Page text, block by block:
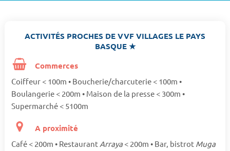
ACTIVITÉS PROCHES DE VVF VILLAGES LE PAYS
BASQUE ★
Commerces
Coiffeur < 100m • Boucherie/charcuterie < 100m •
Boulangerie < 200m • Maison de la presse < 300m •
Supermarché < 5100m
A proximité
Café < 200m • Restaurant Arraya < 200m • Bar, bistrot Muga